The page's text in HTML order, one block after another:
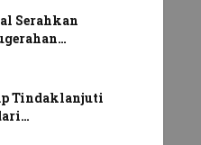
Serahkan
Tindaklanjuti